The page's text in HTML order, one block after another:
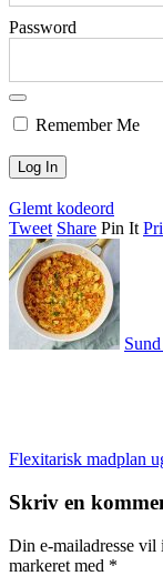
Password
Remember Me
Glemt kodeord
Tweet Share Pin It
Flexitarisk madplan
Skriv en
Din e-mailadresse
markeret med *